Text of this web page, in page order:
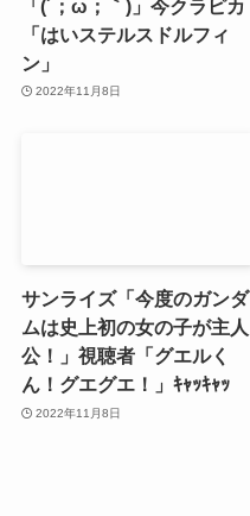
「(´；ω；｀)」今クラピカ
「はいステルスドルフィ
ン」
2022年11月8日
サンライズ「今度のガンダ
ムは史上初の女の子が主人
公！」視聴者「グエルく
ん！グエグエ！」ｷｬｯｷｬｯ
2022年11月8日